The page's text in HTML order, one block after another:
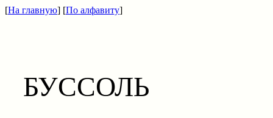
[На главную] [По алфавиту]
БУССОЛЬ